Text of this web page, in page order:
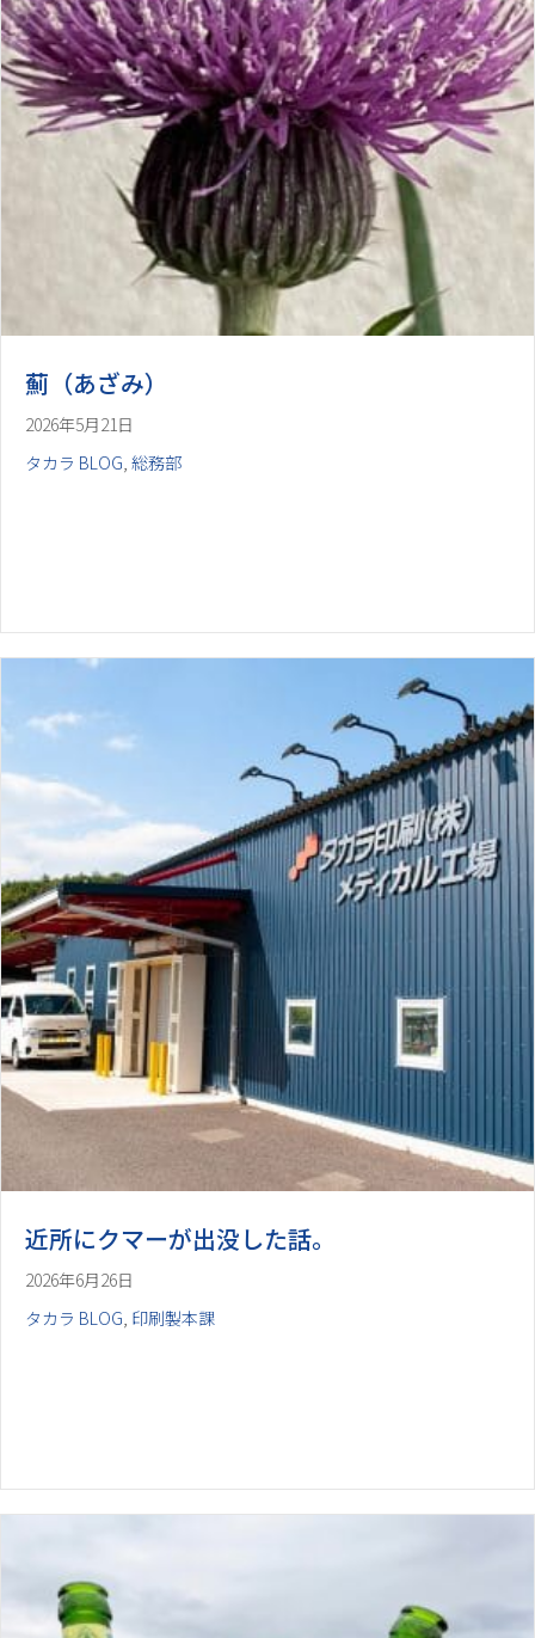
薊（あざみ）
2026年5月21日
タカラ BLOG 総務部
近所にクマーが出没した話。
2026年6月26日
タカラ BLOG, 印刷製本課